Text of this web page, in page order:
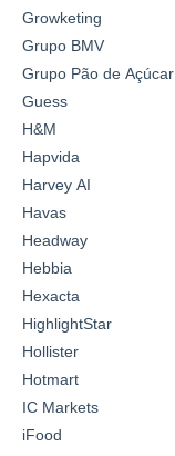
Growketing
Grupo BMV
Grupo Pão de Açúcar
Guess
H&M
Hapvida
Harvey AI
Havas
Headway
Hebbia
Hexacta
HighlightStar
Hollister
Hotmart
IC Markets
iFood